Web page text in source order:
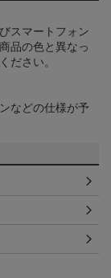
スマートフォン
品の色と異なっ
ださい。
などの仕様が予